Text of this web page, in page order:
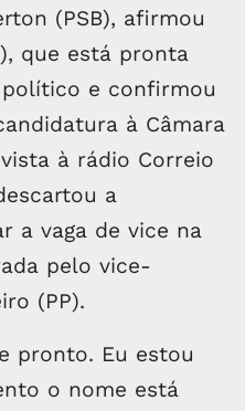
(PSB), afirmou
que está pronta
e confirmou
à Câmara
à rádio Correio
a
a vaga de vice na
pelo vice-
(PP).
pronto. Eu estou
o nome está